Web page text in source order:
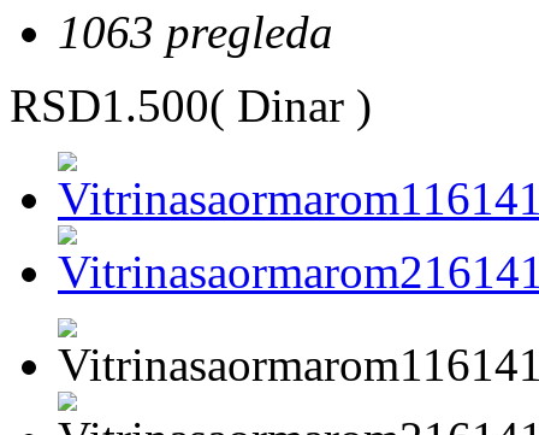
1063 pregleda
RSD1.500( Dinar )